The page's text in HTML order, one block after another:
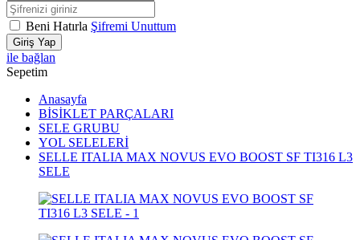
Beni Hatırla Şifremi Unuttum
Giriş Yap
ile bağlan
Sepetim
Anasayfa
BİSİKLET PARÇALARI
SELE GRUBU
YOL SELELERİ
SELLE ITALIA MAX NOVUS EVO BOOST SF TI316 L3
SELE